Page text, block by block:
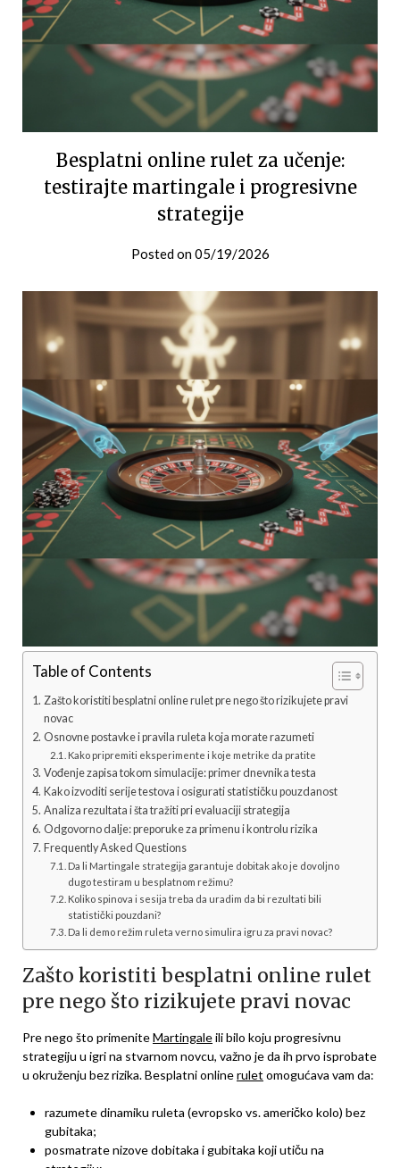
Besplatni online rulet za učenje:
testirajte martingale i progresivne
strategije
Posted on05/19/2026
Table of Contents
Zašto koristiti besplatni online rulet pre nego što rizikujete pravi
novac
Osnovne postavke i pravila ruleta koja morate razumeti
Kako pripremiti eksperimente i koje metrike da pratite
Vođenje zapisa tokom simulacije: primer dnevnika testa
Kako izvoditi serije testova i osigurati statističku pouzdanost
Analiza rezultata i šta tražiti pri evaluaciji strategija
Odgovorno dalje: preporuke za primenu i kontrolu rizika
Frequently Asked Questions
Da li Martingale strategija garantuje dobitak ako je dovoljno
dugo testiram u besplatnom režimu?
Koliko spinova i sesija treba da uradim da bi rezultati bili
statistički pouzdani?
Da li demo režim ruleta verno simulira igru za pravi novac?
Zašto koristiti besplatni online rulet
pre nego što rizikujete pravi novac
Pre nego što primeniteMartingaleili bilo koju progresivnu
strategiju u igri na stvarnom novcu, važno je da ih prvo isprobate
u okruženju bez rizika. Besplatni onlinerulet omogućava vam da:
razumete dinamiku ruleta (evropsko vs. američko kolo) bez
gubitaka;
posmatrate nizove dobitaka i gubitaka koji utiču na